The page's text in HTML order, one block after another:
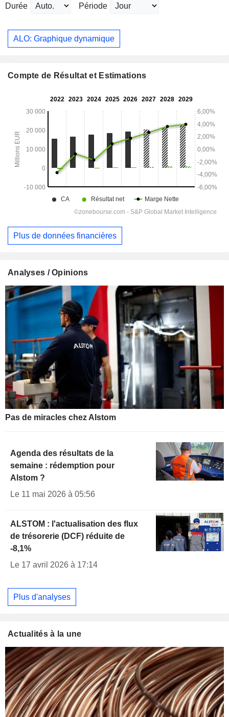
Durée Période
ALO: Graphique dynamique
Compte de Résultat et Estimations
Plus de données financières
Analyses / Opinions
Pas de miracles chez Alstom
Agenda des résultats de la
semaine : rédemption pour
Alstom ?
Le 11 mai 2026 à 05:56
ALSTOM : l'actualisation des flux
de trésorerie (DCF) réduite de
-8,1%
Le 17 avril 2026 à 17:14
Plus d'analyses
Actualités à la une